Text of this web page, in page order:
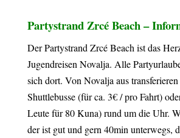
Partystrand Zrcé Beach –
Der Partystrand Zrcé Beach ist das
Jugendreisen Novalja. Alle
sich dort. Von Novalja aus transferieren
Shuttlebusse (für ca. 3€ / pro Fahrt)
Leute für 80 Kuna) rund um die Uhr.
der ist gut und gern 40min unterwegs,